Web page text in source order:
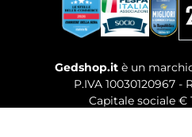
Gedshop.it è un
P.IVA 10030120967 -
Capitale sociale €